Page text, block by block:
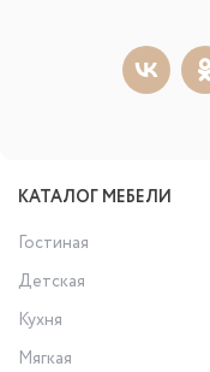
КАТАЛОГ МЕБЕЛИ
Гостиная
Детская
Кухня
Мягкая